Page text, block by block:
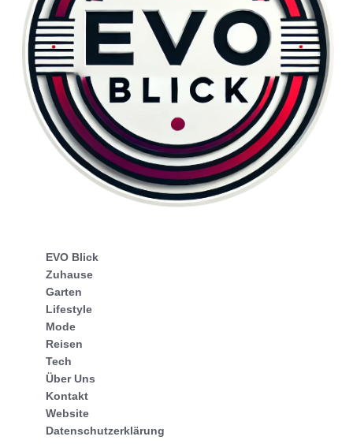
EVO Blick
Zuhause
Garten
Lifestyle
Mode
Reisen
Tech
Über Uns
Kontakt
Website
Datenschutzerklärung